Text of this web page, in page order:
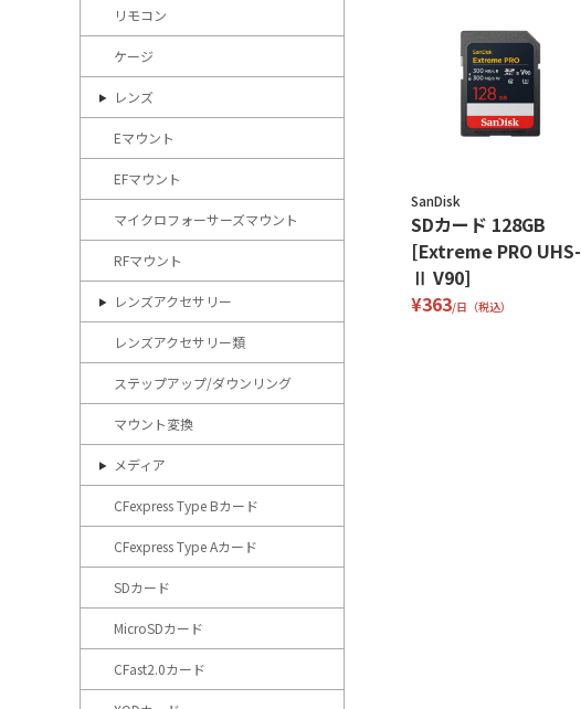
SanDisk
SDカード 128GB
[Extreme PRO UHS-
Ⅱ V90]
¥363/日（税込）
リモコン
ケージ
レンズ
Eマウント
EFマウント
マイクロフォーサーズマウント
RFマウント
レンズアクセサリー
レンズアクセサリー類
ステップアップ/ダウンリング
マウント変換
メディア
CFexpress Type Bカード
CFexpress Type Aカード
SDカード
MicroSDカード
CFast2.0カード